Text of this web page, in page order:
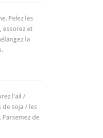
Pelez les
essorez et
la
l'ail /
de soja / les
Parsemez de